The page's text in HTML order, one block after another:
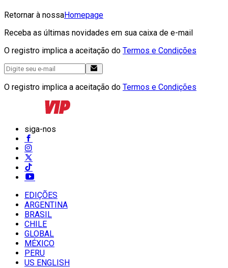
Retornar à nossaHomepage
Receba as últimas novidades em sua caixa de e-mail
O registro implica a aceitação do Termos e Condições
O registro implica a aceitação do Termos e Condições
siga-nos
EDIÇÕES
ARGENTINA
BRASIL
CHILE
GLOBAL
MÉXICO
PERU
US ENGLISH